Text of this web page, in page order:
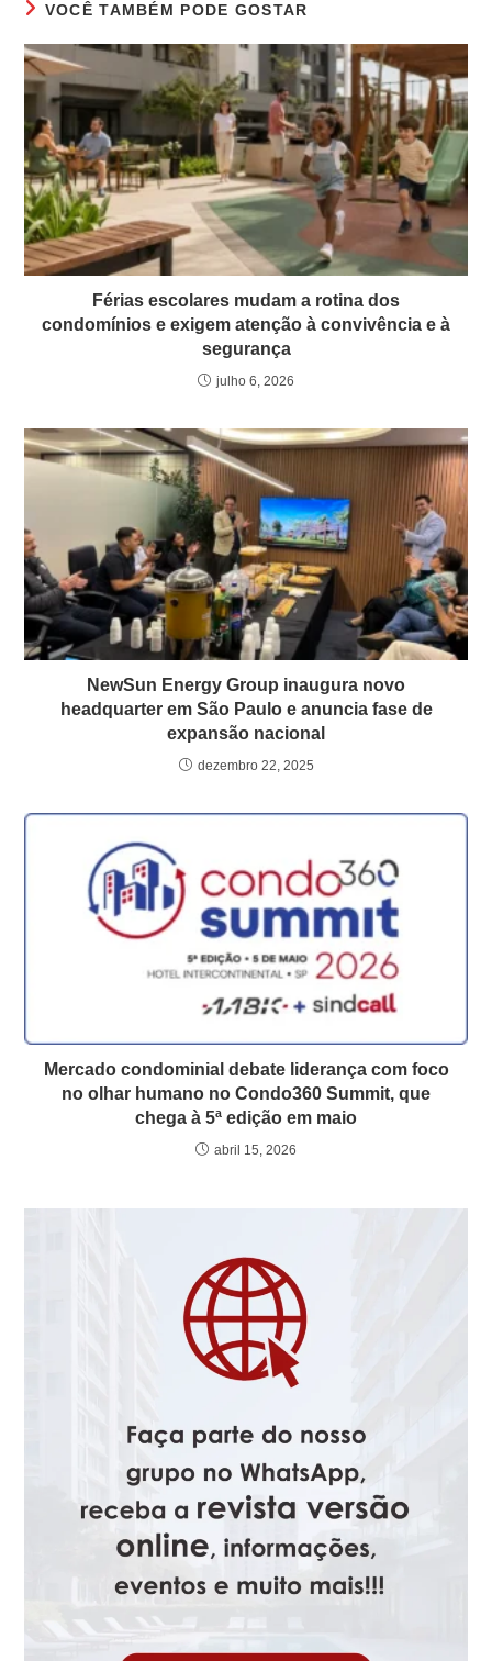
VOCÊ TAMBÉM PODE GOSTAR
Férias escolares mudam a rotina dos
condomínios e exigem atenção à convivência e à
segurança
julho 6, 2026
NewSun Energy Group inaugura novo
headquarter em São Paulo e anuncia fase de
expansão nacional
dezembro 22, 2025
Mercado condominial debate liderança com foco
no olhar humano no Condo360 Summit, que
chega à 5ª edição em maio
abril 15, 2026